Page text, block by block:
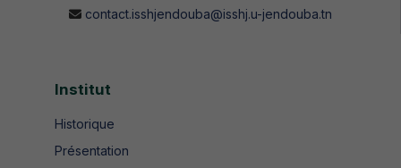
contact.isshjendouba@isshj.u-jendouba.tn
Institut
Historique
Présentation